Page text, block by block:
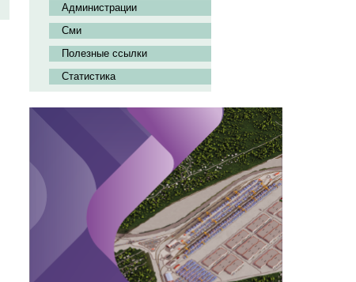
Администрации
Сми
Полезные ссылки
Статистика